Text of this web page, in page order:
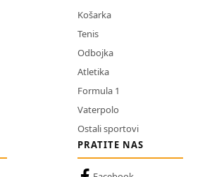
Košarka
Tenis
Odbojka
Atletika
Formula 1
Vaterpolo
Ostali sportovi
PRATITE NAS